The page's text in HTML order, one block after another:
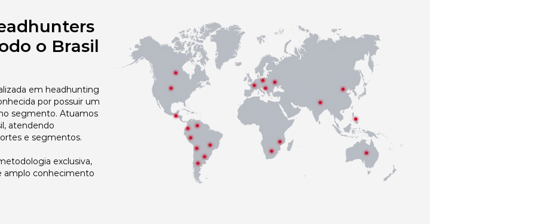
o Brasil
em headhunting
por possuir um
segmento. Atuamos
atendendo
e segmentos.
exclusiva,
amplo conhecimento